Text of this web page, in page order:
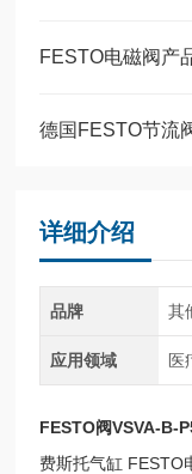
FESTO电磁阀产
德国FESTO节流
详细介绍
品牌 其
应用领域 医
FESTO阀VSVA-B-
费斯托气缸 FESTO